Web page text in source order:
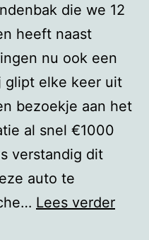
die we 12
heeft naast
nu ook een
glipt elke keer uit
bezoekje aan het
al snel €1000
verstandig dit
auto te
Lees verderTabé